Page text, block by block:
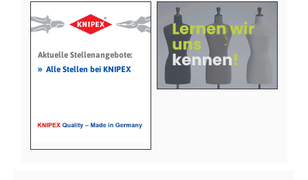
Aktuelle Stellenangebote:
» Alle Stellen bei KNIPEX